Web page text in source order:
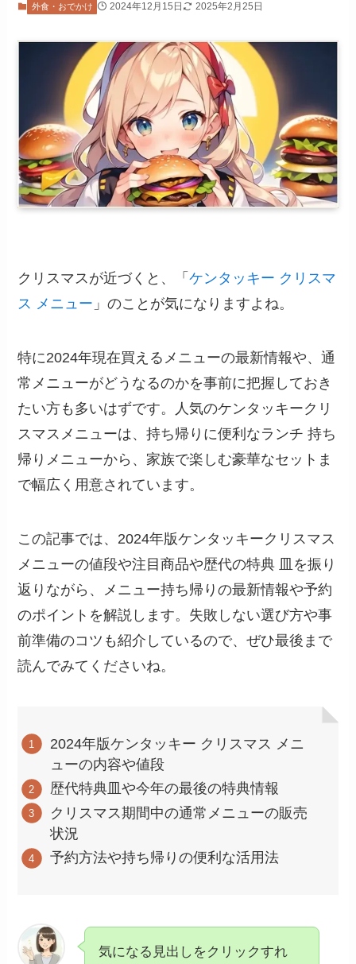
外食・おでかけ 2024年12月15日 2025年2月25日
クリスマスが近づくと、「ケンタッキー クリスマ
ス メニュー 」のことが気になりますよね。
特に2024年現在買えるメニューの最新情報や、通
常メニューがどうなるのかを事前に把握しておき
たい方も多いはずです。人気のケンタッキークリ
スマスメニューは、持ち帰りに便利なランチ 持ち
帰りメニューから、家族で楽しむ豪華なセットま
で幅広く用意されています。
この記事では、2024年版ケンタッキークリスマス
メニューの値段や注目商品や歴代の特典 皿を振り
返りながら、メニュー持ち帰りの最新情報や予約
のポイントを解説します。失敗しない選び方や事
前準備のコツも紹介しているので、ぜひ最後まで
読んでみてくださいね。
2024年版ケンタッキー クリスマス メニ
ューの内容や値段
歴代特典皿や今年の最後の特典情報
クリスマス期間中の通常メニューの販売
状況
予約方法や持ち帰りの便利な活用法
気になる見出しをクリックすれ